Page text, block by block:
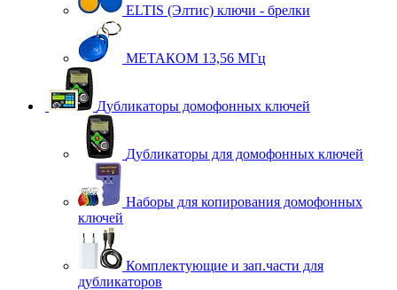
ELTIS (Элтис) ключи - брелки
МЕТАКОМ 13,56 МГц
Дубликаторы домофонных ключей
Дубликаторы для домофонных ключей
Наборы для копирования домофонных
ключей
Комплектующие и зап.части для
дубликаторов